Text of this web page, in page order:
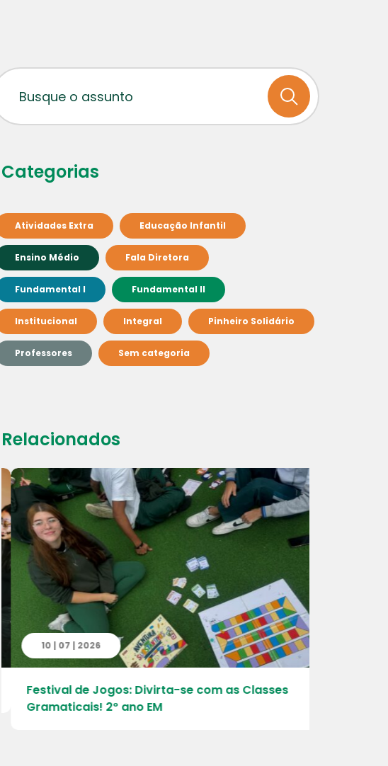
Categorias
Atividades Extra Educação Infantil
Ensino Médio Fala Diretora
Fundamental I Fundamental II
Institucional Integral Pinheiro Solidário
Professores Sem categoria
Relacionados
10 | 07 | 2026
Festival de Jogos: Divirta-se com as Classes
Gramaticais! 2º ano EM